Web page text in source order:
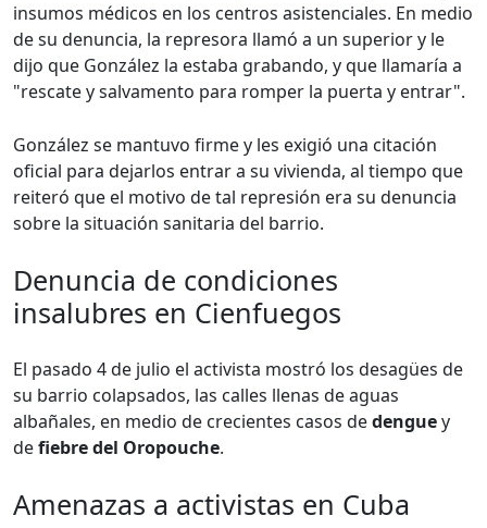
insumos médicos en los centros asistenciales. En medio
de su denuncia, la represora llamó a un superior y le
dijo que González la estaba grabando, y que llamaría a
"rescate y salvamento para romper la puerta y entrar".
González se mantuvo firme y les exigió una citación
oficial para dejarlos entrar a su vivienda, al tiempo que
reiteró que el motivo de tal represión era su denuncia
sobre la situación sanitaria del barrio.
Denuncia de condiciones
insalubres en Cienfuegos
El pasado 4 de julio el activista mostró los desagües de
su barrio colapsados, las calles llenas de aguas
albañales, en medio de crecientes casos dedenguey
defiebre del Oropouche.
Amenazas a activistas en Cuba